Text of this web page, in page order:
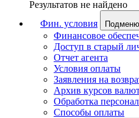
Результатов не найдено
Фин. условия
Подменю
Финансовое
Доступ в старый
Отчет агента
Условия оплаты
Заявления на
Архив курсов
Обработка
Способы оплаты